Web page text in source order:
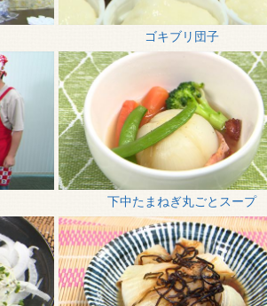
ゴキブリ団子
下中たまねぎ丸ごとスープ